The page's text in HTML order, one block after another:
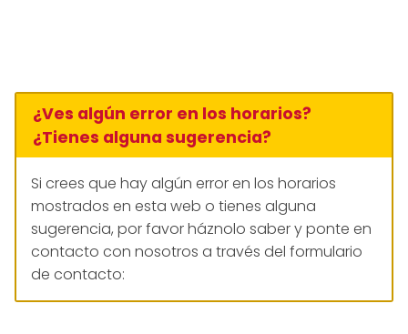
¿Ves algún error en los horarios?
¿Tienes alguna sugerencia?
Si crees que hay algún error en los horarios
mostrados en esta web o tienes alguna
sugerencia, por favor háznolo saber y ponte en
contacto con nosotros a través del formulario
de contacto: